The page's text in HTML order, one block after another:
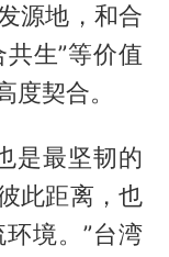
源地，和合
共生”等价值
契合。
是最坚韧的
此距离，也
境。”台湾